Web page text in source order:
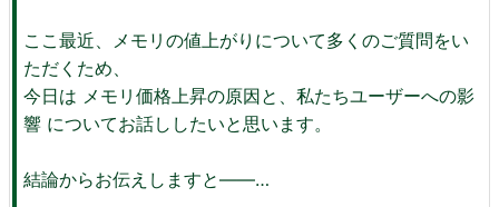
ここ最近、メモリの値上がりについて多くのご質問をい
ただくため、
今日は メモリ価格上昇の原因と、私たちユーザーへの影
響 についてお話ししたいと思います。
結論からお伝えしますと――…